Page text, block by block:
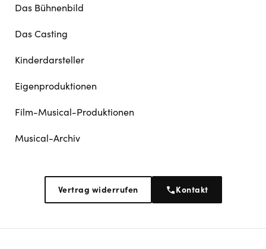
Das Bühnenbild
Das Casting
Kinderdarsteller
Eigenproduktionen
Film-Musical-Produktionen
Musical-Archiv
Vertrag widerrufen Kontakt